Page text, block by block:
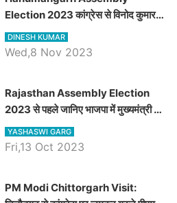
Election 2023 कांग्रेस से विनोद कुमार
चौधरी तो अमित चौधरी होंगे भाजपा उम्मीदवार,
जानिये हनुमानगढ़ विधानसभा सीट के ताजा
DINESH KUMAR
Wed,8 Nov 2023
Rajasthan Assembly Election
2023 से पहले जानिए भाजपा में मुख्यमंत्री का
सबसे लोकप्रिय चेहरा कौनसा ?
YASHASWI GARG
Fri,13 Oct 2023
PM Modi Chittorgarh Visit: